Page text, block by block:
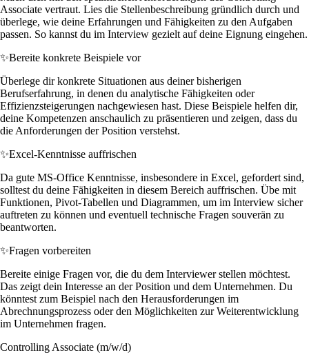
Associate vertraut. Lies die Stellenbeschreibung gründlich durch und
überlege, wie deine Erfahrungen und Fähigkeiten zu den Aufgaben
passen. So kannst du im Interview gezielt auf deine Eignung eingehen.
✨Bereite konkrete Beispiele vor
Überlege dir konkrete Situationen aus deiner bisherigen
Berufserfahrung, in denen du analytische Fähigkeiten oder
Effizienzsteigerungen nachgewiesen hast. Diese Beispiele helfen dir,
deine Kompetenzen anschaulich zu präsentieren und zeigen, dass du
die Anforderungen der Position verstehst.
✨Excel-Kenntnisse auffrischen
Da gute MS-Office Kenntnisse, insbesondere in Excel, gefordert sind,
solltest du deine Fähigkeiten in diesem Bereich auffrischen. Übe mit
Funktionen, Pivot-Tabellen und Diagrammen, um im Interview sicher
auftreten zu können und eventuell technische Fragen souverän zu
beantworten.
✨Fragen vorbereiten
Bereite einige Fragen vor, die du dem Interviewer stellen möchtest.
Das zeigt dein Interesse an der Position und dem Unternehmen. Du
könntest zum Beispiel nach den Herausforderungen im
Abrechnungsprozess oder den Möglichkeiten zur Weiterentwicklung
im Unternehmen fragen.
Controlling Associate (m/w/d)